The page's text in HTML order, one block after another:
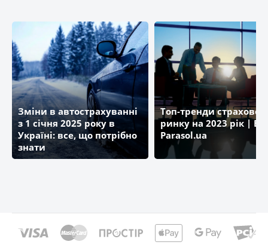
Зміни в автострахуванні
з 1 січня 2025 року в
Україні: все, що потрібно
знати
Топ-тренди
ринку на 2023 рік |
Parasol.ua